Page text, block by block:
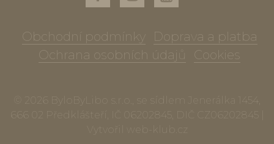
Obchodní podmínky
Doprava a platba
Ochrana osobních údajů
Cookies
© 2026 ByloByLibo s.r.o., se sídlem Jenerálka 1454,
666 02 Předklášteří, IČ 06202845, DIČ CZ06202845 |
Vytvořil